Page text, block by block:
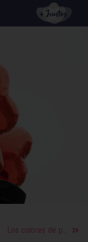
Los colores de pelo que serán tendencia en este 2021